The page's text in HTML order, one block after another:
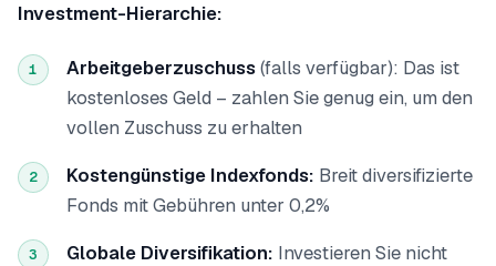
Investment-Hierarchie:
1 Arbeitgeberzuschuss(falls verfügbar): Das ist
kostenloses Geld – zahlen Sie genug ein, um den
vollen Zuschuss zu erhalten
2 Kostengünstige Indexfonds: Breit diversifizierte
Fonds mit Gebühren unter 0,2%
3 Globale Diversifikation: Investieren Sie nicht